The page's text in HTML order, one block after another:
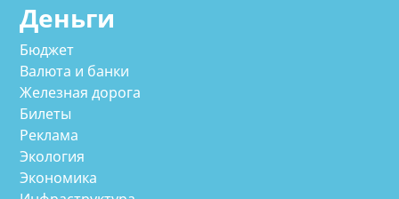
Деньги
Бюджет
Валюта и банки
Железная дорога
Билеты
Реклама
Экология
Экономика